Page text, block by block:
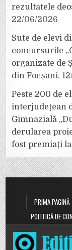
rezultatele
22/06/2026
Sute de elevi
concursurile
organizate de
din Focșani.
Peste 200 de
interjudețean
Gimnazială
derularea
fost premiați
PRIMA PAGINĂ
POLITICĂ DE